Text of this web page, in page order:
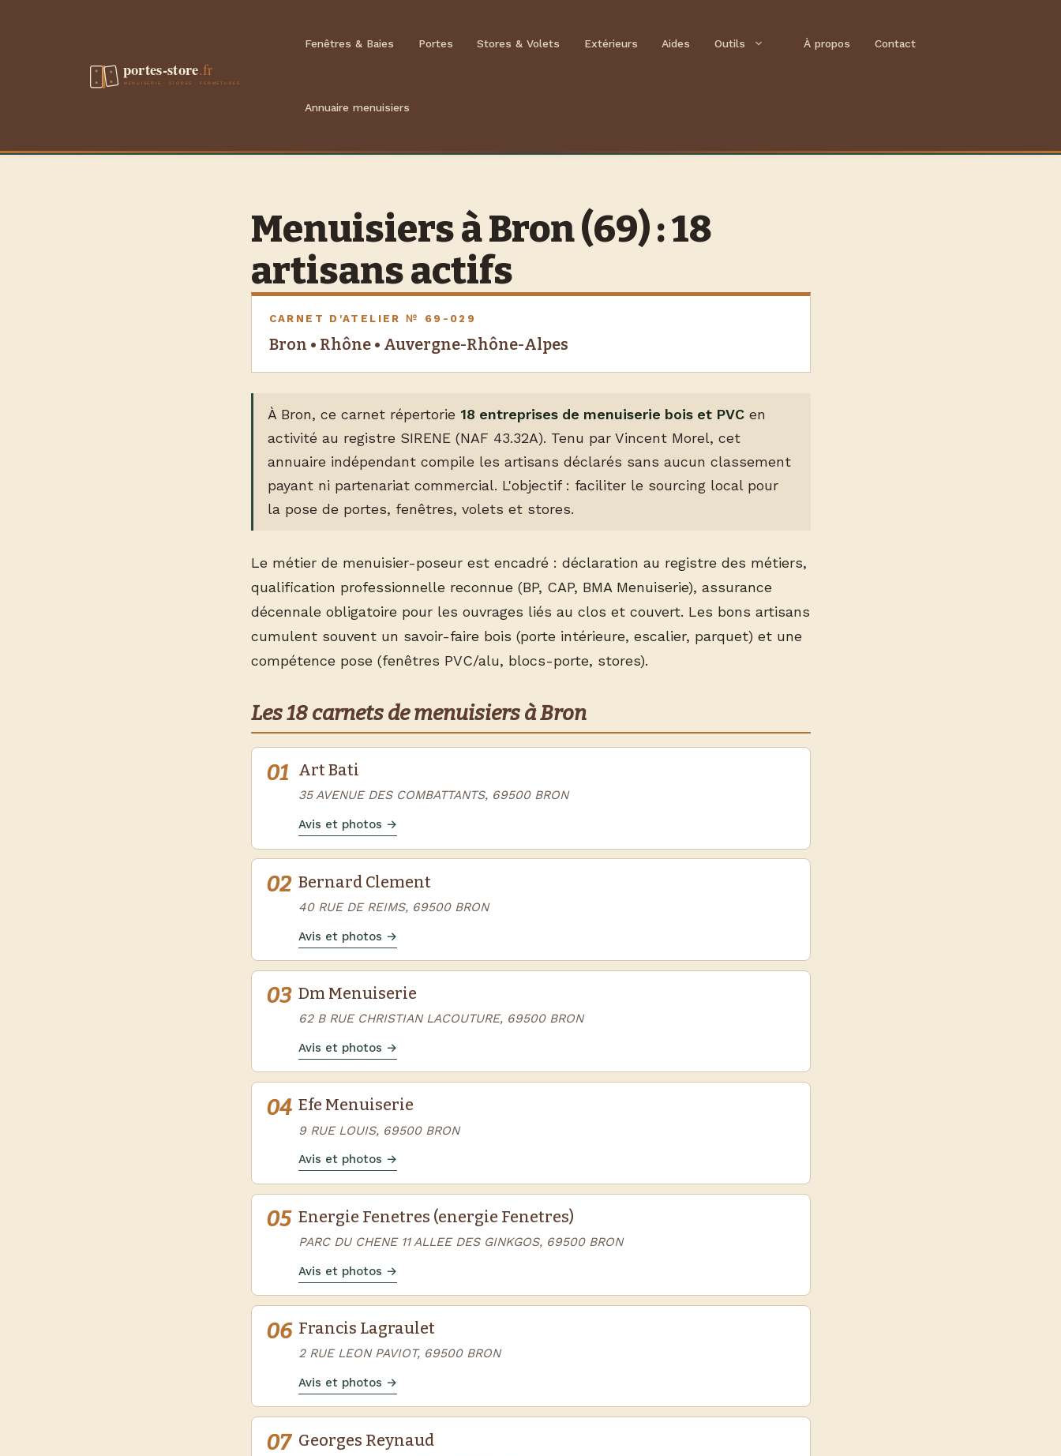
Fenêtres & Baies Portes Stores & Volets Extérieurs Aides Outils À propos Contact
Annuaire menuisiers
Menuisiers à Bron (69) : 18
artisans actifs
CARNET D'ATELIER № 69-029
Bron • Rhône • Auvergne-Rhône-Alpes
À Bron, ce carnet répertorie18 entreprises de menuiserie bois et PVC en
activité au registre SIRENE (NAF 43.32A). Tenu par Vincent Morel, cet
annuaire indépendant compile les artisans déclarés sans aucun classement
payant ni partenariat commercial. L'objectif : faciliter le sourcing local pour
la pose de portes, fenêtres, volets et stores.
Le métier de menuisier-poseur est encadré : déclaration au registre des métiers,
qualification professionnelle reconnue (BP, CAP, BMA Menuiserie), assurance
décennale obligatoire pour les ouvrages liés au clos et couvert. Les bons artisans
cumulent souvent un savoir-faire bois (porte intérieure, escalier, parquet) et une
compétence pose (fenêtres PVC/alu, blocs-porte, stores).
Les 18 carnets de menuisiers à Bron
01 Art Bati
35 AVENUE DES COMBATTANTS, 69500 BRON
Avis et photos →
02 Bernard Clement
40 RUE DE REIMS, 69500 BRON
Avis et photos →
03 Dm Menuiserie
62 B RUE CHRISTIAN LACOUTURE, 69500 BRON
Avis et photos →
04 Efe Menuiserie
9 RUE LOUIS, 69500 BRON
Avis et photos →
05 Energie Fenetres (energie Fenetres)
PARC DU CHENE 11 ALLEE DES GINKGOS, 69500 BRON
Avis et photos →
06 Francis Lagraulet
2 RUE LEON PAVIOT, 69500 BRON
Avis et photos →
07 Georges Reynaud